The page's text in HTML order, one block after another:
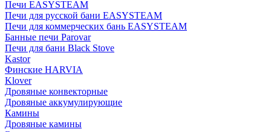
Печи EASYSTEAM
Печи для русской бани EASYSTEAM
Печи для коммерческих бань EASYSTEAM
Банные печи Parovar
Печи для бани Black Stove
Kastor
Финские HARVIA
Klover
Дровяные конвекторные
Дровяные аккумулирующие
Камины
Дровяные камины